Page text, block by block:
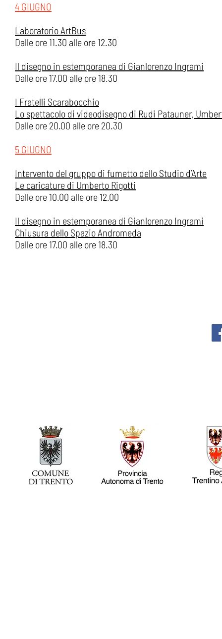
4 GIUGNO
Laboratorio ArtBus
Dalle ore 11.30 alle ore 12.30
Il disegno in estemporanea di Gianlorenzo Ingrami
Dalle ore 17.00 alle ore 18.30
I Fratelli Scarabocchio
Lo spettacolo di videodisegno di Rudi Patauner,
Dalle ore 20.00 alle ore 20.30
5 GIUGNO
Intervento del gruppo di fumetto dello Studio d’Arte
Le caricature di Umberto Rigotti
Dalle ore 10.00 alle ore 12.00
Il disegno in estemporanea di Gianlorenzo Ingrami
Chiusura dello Spazio Andromeda
Dalle ore 17.00 alle ore 18.30